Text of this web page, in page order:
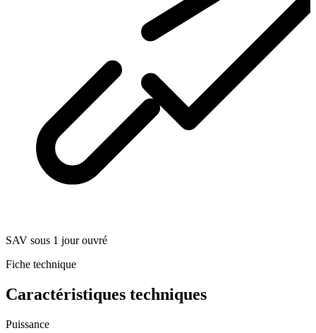
SAV sous 1 jour ouvré
Fiche technique
Caractéristiques techniques
Puissance